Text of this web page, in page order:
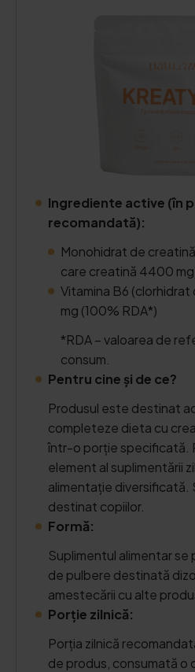
Ingrediente active (în
recomandată):
Monohidrat de
care creatină 4400
Vitamina B6 (clorhidrat
mg (100% RDA*)
*RDA – valoarea de
consum.
Pentru cine și de ce?
Produsul este destinat
completeze dieta cu
într-o porție specificată.
element al suplimentării
alimentație diversificată.
destinat copiilor.
Formă:
Suplimentul alimentar se
de pulbere destinată
amestecării cu alte
Porție zilnică:
Porția zilnică
de produs, consumată o